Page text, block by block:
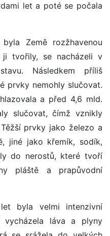
let a poté se počala
Země rozžhavenou
tvořily, se nacházeli v
Následkem příliš
prvky nemohly slučovat.
a před 4,6 mld.
slučovat, čímž vznikly
prvky jako železo a
jiné jako křemík, sodík,
do nerostů, které tvoří
pláště a prapůvodní
byla velmi intenzivní
vycházela láva a plyny